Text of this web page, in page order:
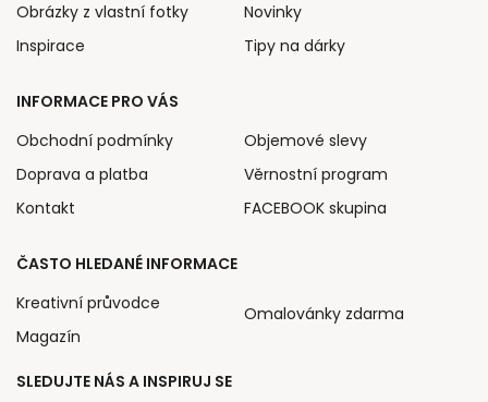
SLEDUJTE NÁS A INSPIRUJ SE
Obrázky z vlastní fotky
Inspirace
Novinky
Tipy na dárky
INFORMACE PRO VÁS
Obchodní podmínky
Doprava a platba
Kontakt
Objemové slevy
Věrnostní program
FACEBOOK skupina
ČASTO HLEDANÉ INFORMACE
Kreativní průvodce
Magazín
Omalovánky zdarma